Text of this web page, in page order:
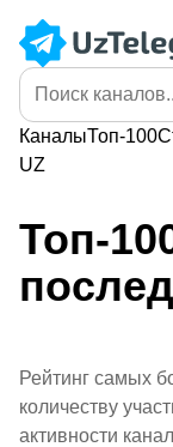
КаналыТоп-100
UZ
Топ-
Рейтинг самых
количеству
активности